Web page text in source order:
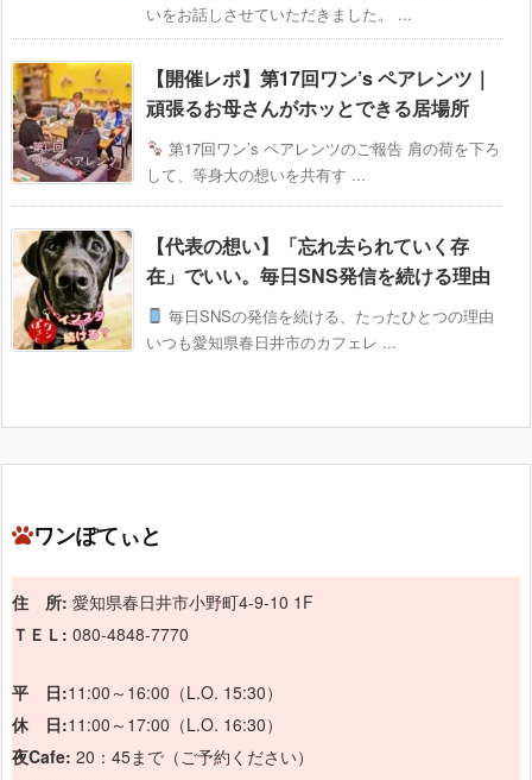
いをお話しさせていただきました。 ...
【開催レポ】第17回ワン’s ペアレンツ｜
頑張るお母さんがホッとできる居場所
第17回ワン’s ペアレンツのご報告 肩の荷を下ろ
して、等身大の想いを共有す ...
【代表の想い】「忘れ去られていく存
在」でいい。毎日SNS発信を続ける理由
毎日SNSの発信を続ける、たったひとつの理由
いつも愛知県春日井市のカフェレ ...
ワンぽてぃと
住 所: 愛知県春日井市小野町4-9-10 1F
ＴＥＬ: 080-4848-7770
平 日:11:00～16:00（L.O. 15:30）
休 日:11:00～17:00（L.O. 16:30）
夜Cafe: 20：45まで（ご予約ください）